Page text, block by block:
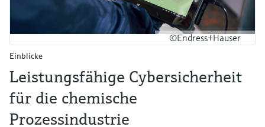
©Endress+Hauser
Einblicke
Leistungsfähige Cybersicherheit
für die chemische
Prozessindustrie